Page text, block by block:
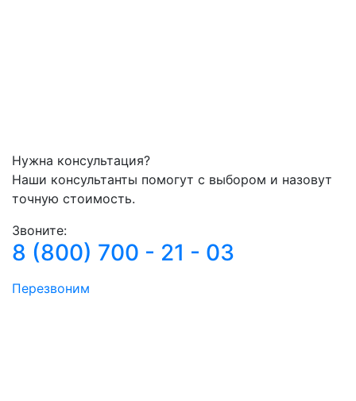
Нужна консультация?
Наши консультанты помогут с выбором и назовут
точную стоимость.
Звоните:
8 (800) 700 - 21 - 03
Перезвоним